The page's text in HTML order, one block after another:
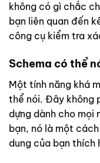
không có gì chắc
bạn liên quan đến
công cụ kiểm tra
Schema có thể
Một tính năng khá
thể nói. Đây không
dựng dành cho mọi
bạn, nó là một
dung của bạn thích